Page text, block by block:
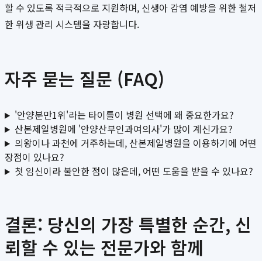
할 수 있도록 적극적으로 지원하며, 신생아 감염 예방을 위한 철저
한 위생 관리 시스템을 자랑합니다.
자주 묻는 질문 (FAQ)
'안양분만1위'라는 타이틀이 병원 선택에 왜 중요한가요?
산본제일병원에 '안양산부인과여의사'가 많이 계신가요?
의왕이나 과천에 거주하는데, 산본제일병원을 이용하기에 어떤
장점이 있나요?
첫 임신이라 불안한 점이 많은데, 어떤 도움을 받을 수 있나요?
결론: 당신의 가장 특별한 순간, 신
뢰할 수 있는 전문가와 함께